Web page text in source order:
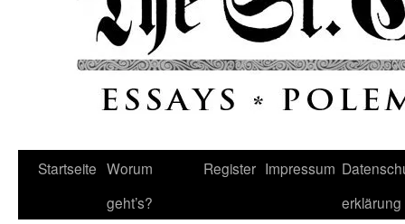
Startseite Worum
geht’s?
Register Impressum
erklärung